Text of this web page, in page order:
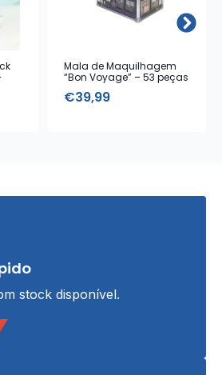
Mala de Maquilhagem
“Bon Voyage” – 53 peças
€39,99
stock disponível.